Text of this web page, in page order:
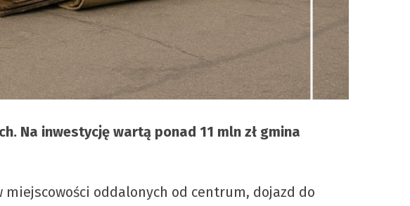
Na inwestycję wartą ponad 11 mln zł gmina
miejscowości oddalonych od centrum, dojazd do